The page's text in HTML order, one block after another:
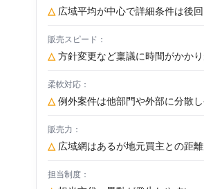
△ 広域平均が中心で詳細条件は後回
△ 方針変更など稟議に時間がかか
△ 例外案件は他部門や外部に分散
△ 広域網はあるが地元買主との距